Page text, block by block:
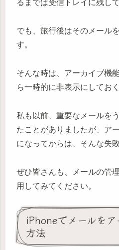
るまでは受信トレイに残し
でも、旅行後はそのメール
す。
そんな時は、アーカイブ機
ら一時的に非表示にしてお
私も以前、重要なメールを
たことがありましたが、ア
になってからは、そんな失
ぜひ皆さんも、メールの管
用してみてください。
iPhoneでメールを
方法